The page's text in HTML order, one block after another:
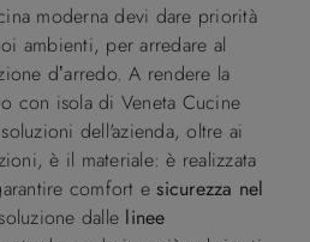
moderna devi dare priorità
ambienti, per arredare al
d’arredo. A rendere la
con isola di Veneta Cucine
dell'azienda, oltre ai
è il materiale: è realizzata
comfort esicurezza nel
dalle linee